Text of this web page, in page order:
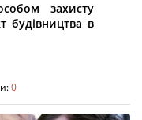
захисту
будівництва в
0